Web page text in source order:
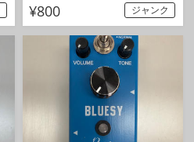
¥800 ジャンク